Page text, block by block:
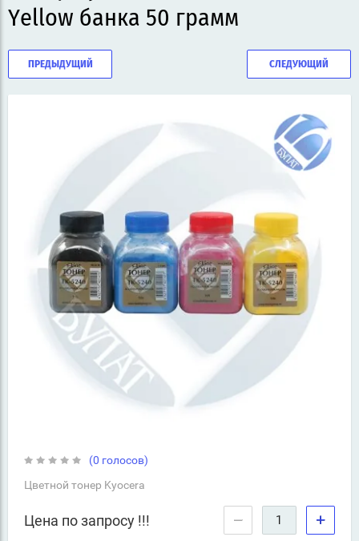
Yellow банка 50 грамм
ПРЕДЫДУЩИЙ СЛЕДУЮЩИЙ
(0 голосов)
Цветной тонер Kyocera
Цена по запросу !!! − +